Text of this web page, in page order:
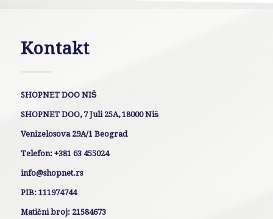
Kontakt
SHOPNET DOO NIŠ
SHOPNET DOO, 7 Juli 25A, 18000 Niš
Venizelosova 29A/1 Beograd
Telefon: +381 63 455024
info@shopnet.rs
PIB: 111974744
Matični broj: 21584673